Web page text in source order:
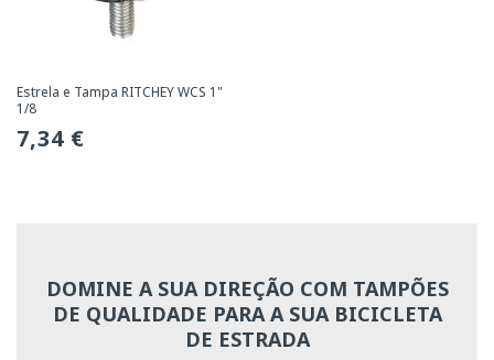
Estrela e Tampa RITCHEY WCS 1"
1/8
Preço
7,34 €
DOMINE A SUA DIREÇÃO COM TAMPÕES
DE QUALIDADE PARA A SUA BICICLETA
DE ESTRADA